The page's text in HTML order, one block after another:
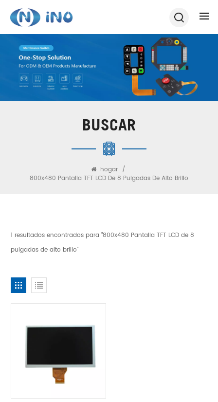
BUSCAR
hogar /
800x480 Pantalla TFT LCD De 8 Pulgadas De Alto Brillo
1 resultados encontrados para "800x480 Pantalla TFT LCD de 8
pulgadas de alto brillo"